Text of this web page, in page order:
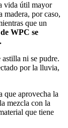
vida útil mayor
madera, por caso,
que un
WPC se
ni se pudre.
por la lluvia,
que aprovecha la
mezcla con la
que tiene